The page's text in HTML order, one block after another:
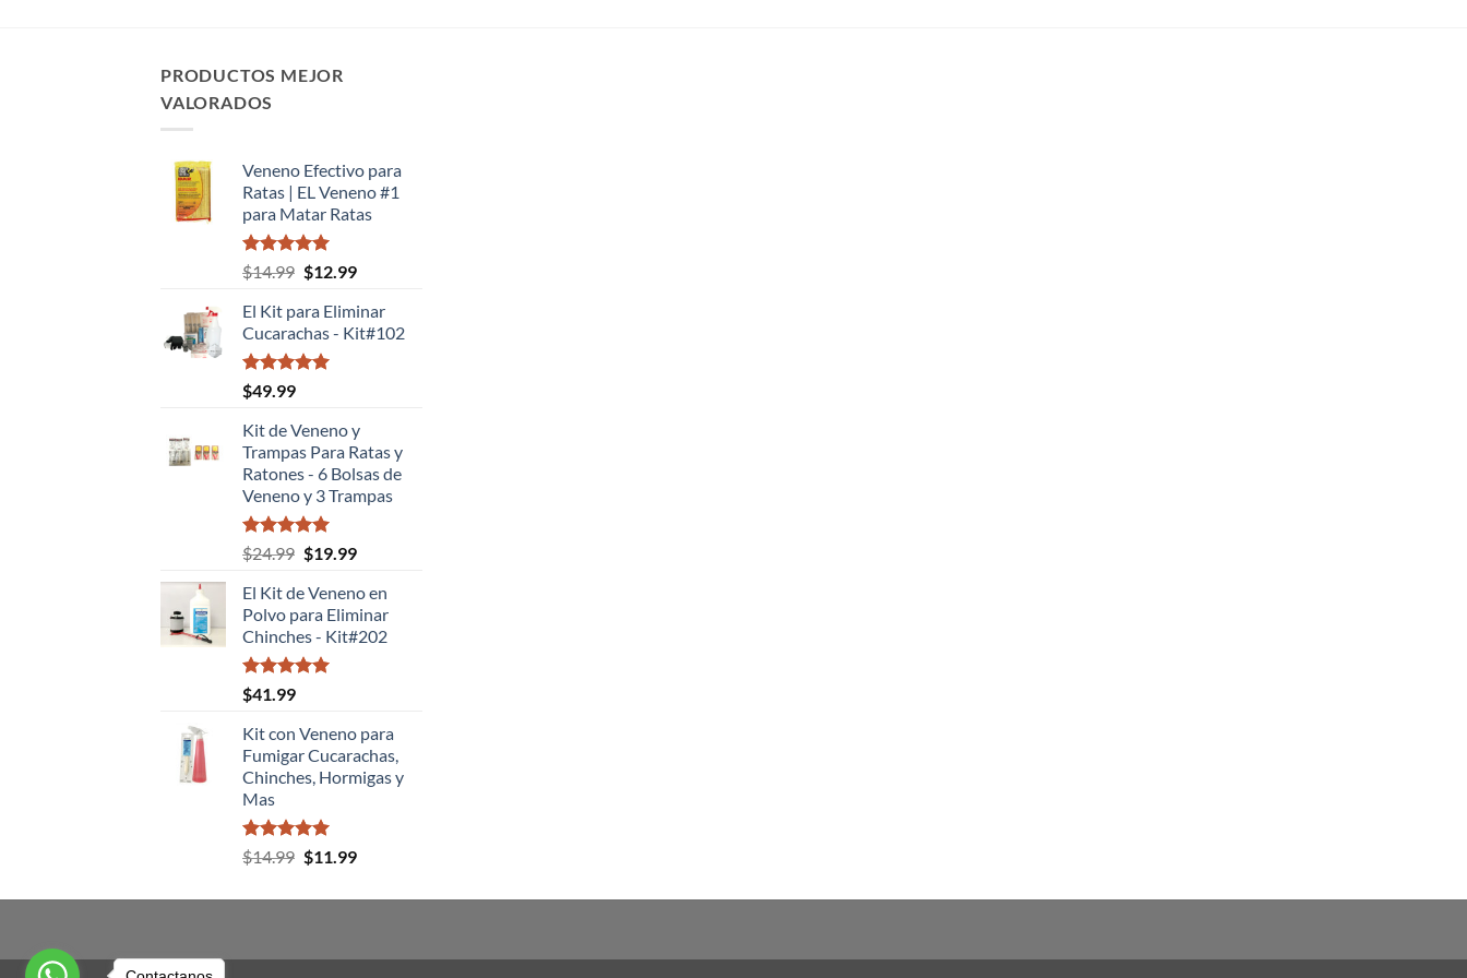
PRODUCTOS MEJOR
VALORADOS
Veneno Efectivo para
Ratas | EL Veneno #1
para Matar Ratas
Valorado
con
de 5
$14.99 El
original
era:
$14.99.
$12.99El
actual
es:
El Kit para Eliminar
Cucarachas - Kit#102
Valorado
con
de 5
$49.99
Kit de Veneno y
Trampas Para Ratas y
Ratones - 6 Bolsas de
Veneno y 3 Trampas
Valorado
con
de 5
$24.99 El
original
era:
$24.99.
$19.99El
actual
es:
$19.99.
El Kit de Veneno en
Polvo para Eliminar
Chinches - Kit#202
Valorado
con
de 5
$41.99
Kit con Veneno para
Fumigar Cucarachas,
Chinches, Hormigas y
Mas
Valorado
con
$14.99 El
original
$11.99El
actual